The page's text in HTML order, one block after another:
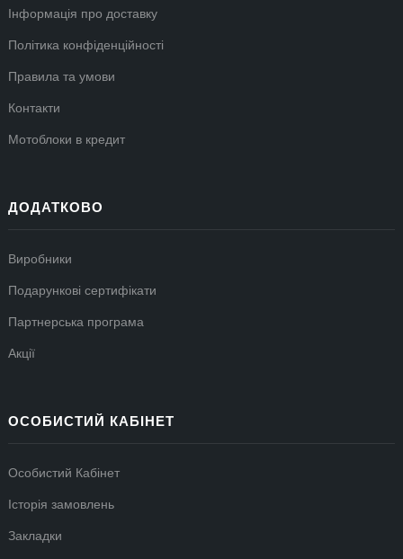
Інформація про доставку
Політика конфіденційності
Правила та умови
Контакти
Мотоблоки в кредит
ДОДАТКОВО
Виробники
Подарункові сертифікати
Партнерська програма
Акції
ОСОБИСТИЙ КАБІНЕТ
Особистий Кабінет
Історія замовлень
Закладки